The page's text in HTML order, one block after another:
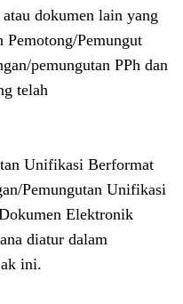
dokumen lain yang
Pemotong/Pemungut
pemungutan PPh dan
telah
Unifikasi Berformat
Pemungutan Unifikasi
Elektronik
diatur dalam
ini.